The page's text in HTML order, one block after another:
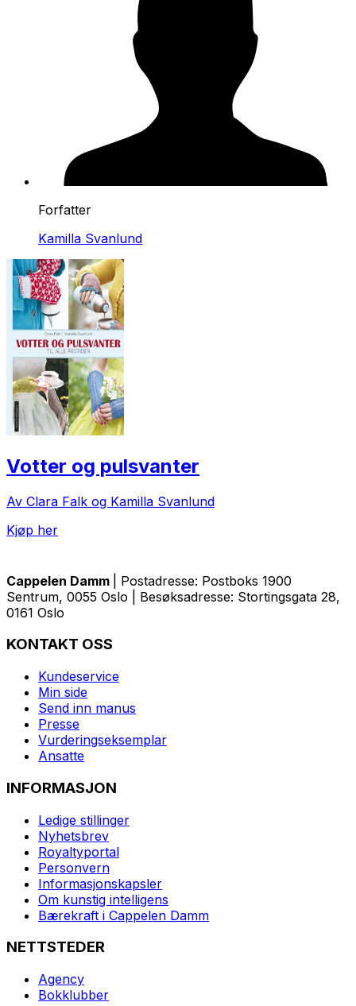
Forfatter
Kamilla Svanlund
Votter og pulsvanter
Av Clara Falk og Kamilla Svanlund
Kjøp her
Cappelen Damm
| Postadresse: Postboks 1900
Sentrum, 0055 Oslo | Besøksadresse: Stortingsgata 28,
0161 Oslo
KONTAKT OSS
Kundeservice
Min side
Send inn manus
Presse
Vurderingseksemplar
Ansatte
INFORMASJON
Ledige stillinger
Nyhetsbrev
Royaltyportal
Personvern
Informasjonskapsler
Om kunstig intelligens
Bærekraft i Cappelen Damm
NETTSTEDER
Agency
Bokklubber